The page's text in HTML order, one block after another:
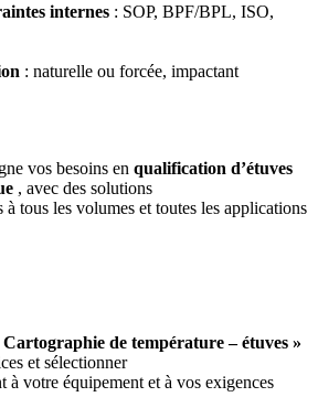
internes : SOP, BPF/BPL, ISO,
: naturelle ou forcée, impactant
vos besoins en qualification d’étuves
, avec des solutions
à tous les volumes et toutes les applications
Cartographie de température – étuves »
et sélectionner
à votre équipement et à vos exigences